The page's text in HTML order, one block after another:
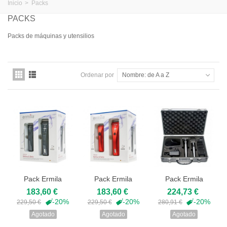
Inicio > Packs
PACKS
Packs de máquinas y utensilios
Ordenar por Nombre: de A a Z
Pack Ermila
Bellina + Bella...
183,60 €
229,50 € -20%
Agotado
Pack Ermila
Bellina + Bella
(rojas)
183,60 €
229,50 € -20%
Agotado
Pack Ermila
Motion + motion
nano...
224,73 €
280,91 € -20%
Agotado